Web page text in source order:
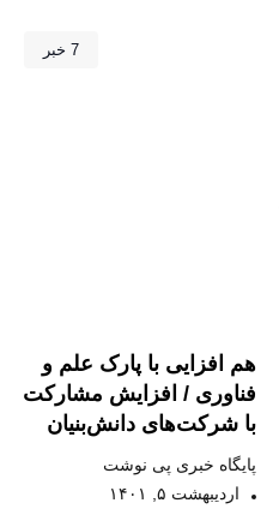
7 خبر
هم افزایی با پارک علم و
فناوری / افزایش مشارکت
با شرکت‌های دانش‌بنیان
پایگاه خبری پی نوشت
اردیبهشت ۵, ۱۴۰۱